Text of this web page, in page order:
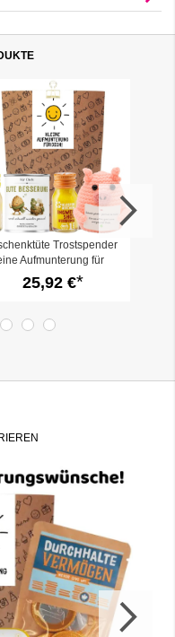
Trostspender
Aufmunterung für
(Set 29)
25,92 €